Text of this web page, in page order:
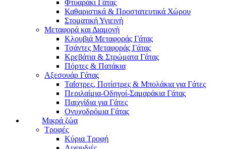
Φτυαράκι Γάτας
Καθαριστικά & Προστατευτικά Χώρου
Στοματική Υγιεινή
Μεταφορά και Διαμονή
Κλουβιά Μεταφοράς Γάτας
Τσάντες Μεταφοράς Γάτας
Κρεβάτια & Στρώματα Γάτας
Πόρτες & Πατάκια
Αξεσουάρ Γάτας
Ταΐστρες, Ποτίστρες & Μπολάκια για Γάτες
Περιλαίμια-Οδηγοί-Σαμαράκια Γάτας
Παιχνίδια για Γάτες
Ονυχοδρόμια Γάτας
Μικρά ζώα
Τροφές
Κύρια Τροφή